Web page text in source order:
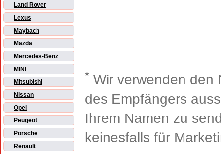
Land Rover
Lexus
Maybach
Mazda
Mercedes-Benz
MINI
Mitsubishi
Nissan
Opel
Peugeot
Porsche
Renault
* Wir verwenden den
des Empfängers
Ihrem Namen zu
keinesfalls für